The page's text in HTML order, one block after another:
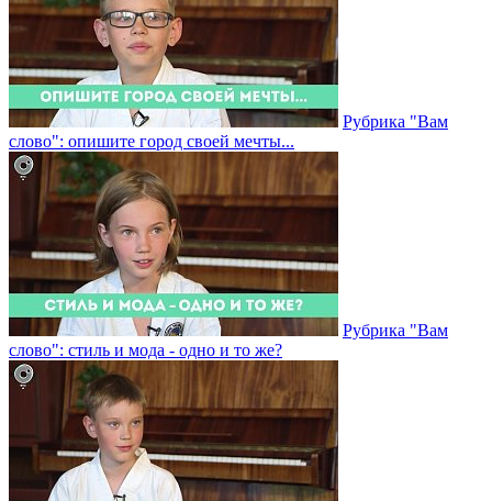
Рубрика "Вам
слово": опишите город своей мечты...
Рубрика "Вам
слово": стиль и мода - одно и то же?